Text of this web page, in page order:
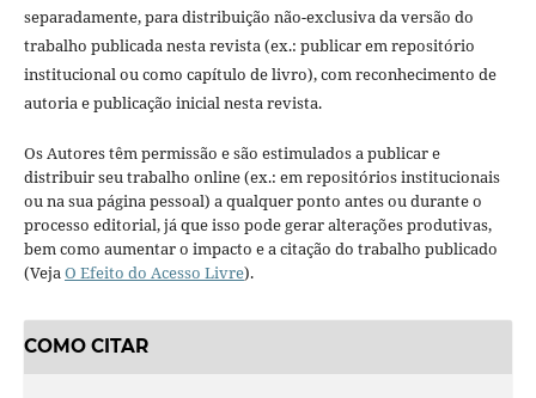
separadamente, para distribuição não-exclusiva da versão do
trabalho publicada nesta revista (ex.: publicar em repositório
institucional ou como capítulo de livro), com reconhecimento de
autoria e publicação inicial nesta revista.
Os Autores têm permissão e são estimulados a publicar e
distribuir seu trabalho online (ex.: em repositórios institucionais
ou na sua página pessoal) a qualquer ponto antes ou durante o
processo editorial, já que isso pode gerar alterações produtivas,
bem como aumentar o impacto e a citação do trabalho publicado
(VejaO Efeito do Acesso Livre).
COMO CITAR